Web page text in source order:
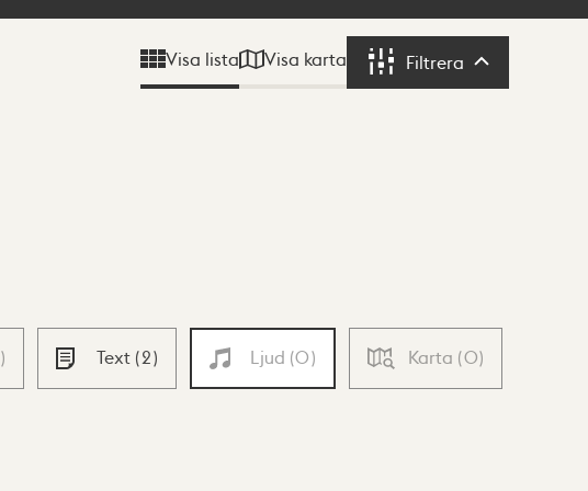
Visa lista Visa karta Filtrera Filtrera
) Text (2) Ljud (0) Karta (0)